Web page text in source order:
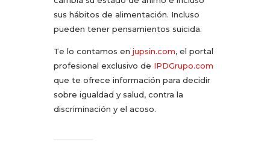
sus hábitos de alimentación. Incluso
pueden tener pensamientos suicida.
Te lo contamos en jupsin.com, el portal
profesional exclusivo de IPDGrupo.com
que te ofrece información para decidir
sobre igualdad y salud, contra la
discriminación y el acoso.